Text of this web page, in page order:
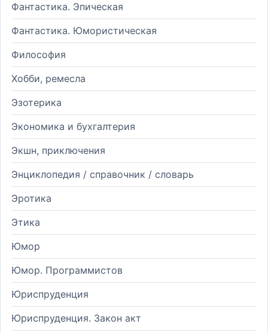
Фантастика. Эпическая
Фантастика. Юмористическая
Философия
Хобби, ремесла
Эзотерика
Экономика и бухгалтерия
Экшн, приключения
Энциклопедия / справочник / словарь
Эротика
Этика
Юмор
Юмор. Программистов
Юриспруденция
Юриспруденция. Закон акт